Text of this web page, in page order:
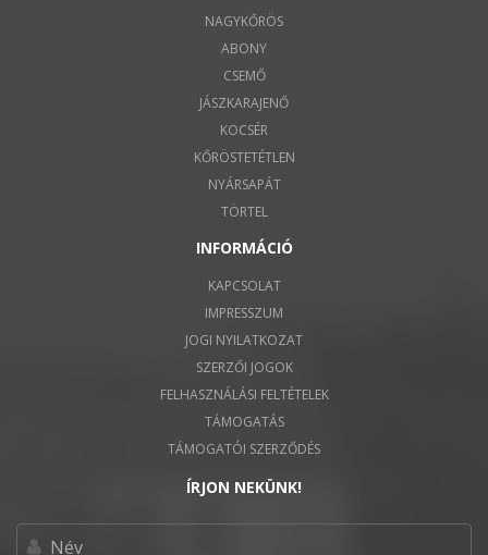
NAGYKŐRÖS
ABONY
CSEMŐ
JÁSZKARAJENŐ
KOCSÉR
KŐRÖSTETÉTLEN
NYÁRSAPÁT
TÖRTEL
INFORMÁCIÓ
KAPCSOLAT
IMPRESSZUM
JOGI NYILATKOZAT
SZERZŐI JOGOK
FELHASZNÁLÁSI FELTÉTELEK
TÁMOGATÁS
TÁMOGATÓI SZERZŐDÉS
ÍRJON NEKÜNK!